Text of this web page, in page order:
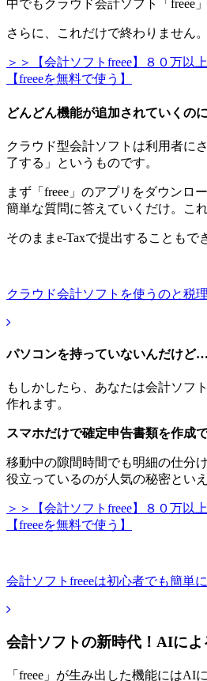
中でもクラウド会計ソフト「freee
さらに、これだけで終わりません
＞＞【会計ソフトfreee】８０万
【freeeを無料で使う】
どんどん機能が追加されていくの
クラウド型会計ソフトは利用者に
了する」というものです。
まず「freee」のアプリをダウンロ
簡単な質問に答えていくだけ。こ
そのままe-Taxで提出することも
クラウド会計ソフトを使うのと税
パソコンを持っていないんだけど…
もしかしたら、あなたは会計ソフ
作れます。
スマホだけで確定申告書類を作成
移動中の隙間時間でも明細の仕分
役立っているのが人気の秘密といえ
＞＞【会計ソフトfreee】８０万
【freeeを無料で使う】
会計ソフトfreeeは初心者でも簡単
会計ソフトの新時代！AIによ
「freee」が生み出した機能には